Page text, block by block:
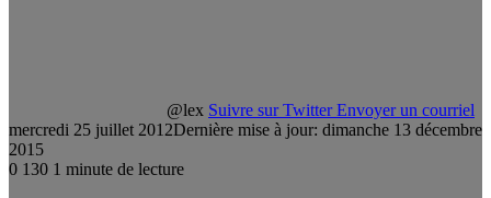
@lex Suivre sur Twitter Envoyer un courriel
mercredi 25 juillet 2012Dernière mise à jour: dimanche 13 décembre
2015
0 130 1 minute de lecture